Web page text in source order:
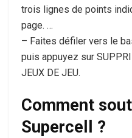
trois lignes de points
page. …
– Faites défiler vers le
puis appuyez sur
JEUX DE JEU.
Comment
Supercell ?